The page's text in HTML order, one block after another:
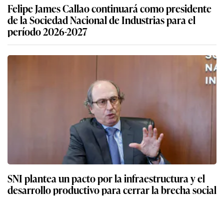
Felipe James Callao continuará como presidente
de la Sociedad Nacional de Industrias para el
período 2026-2027
SNI plantea un pacto por la infraestructura y el
desarrollo productivo para cerrar la brecha social